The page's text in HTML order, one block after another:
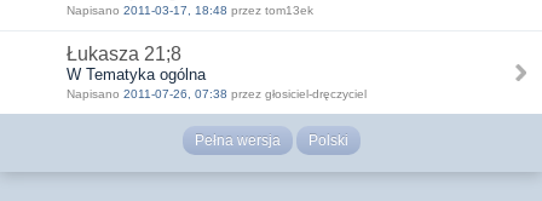
Napisano 2011-03-17, 18:48 przez tom13ek
Łukasza 21;8
W Tematyka ogólna
Napisano 2011-07-26, 07:38 przez głosiciel-dręczyciel
Pełna wersja Polski